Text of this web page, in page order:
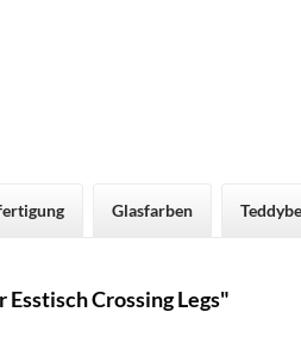
Glasfarben
Crossing Legs"